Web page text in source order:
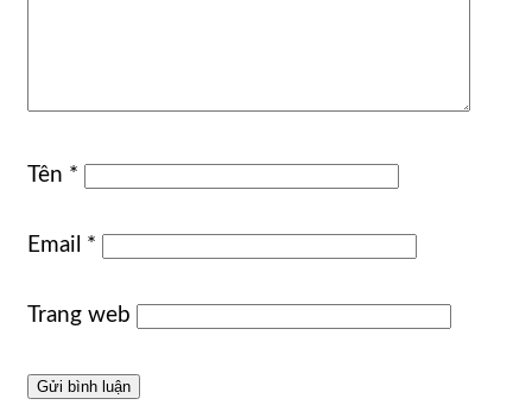
Tên *
Email *
Trang web